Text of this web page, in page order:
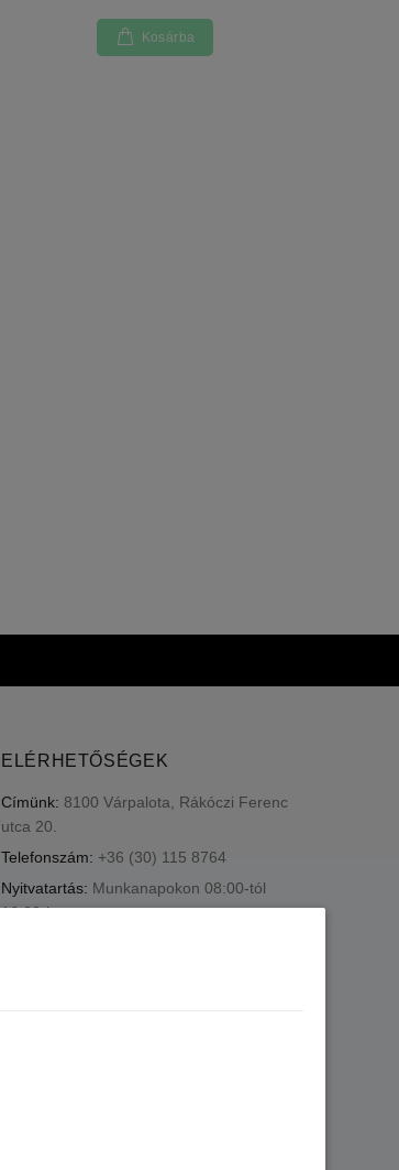
Kosárba
ELÉRHETŐSÉGEK
Címünk: 8100 Várpalota, Rákóczi Ferenc
utca 20.
Telefonszám: +36 (30) 115 8764
Nyitvatartás: Munkanapokon 08:00-tól
16:00-ig.